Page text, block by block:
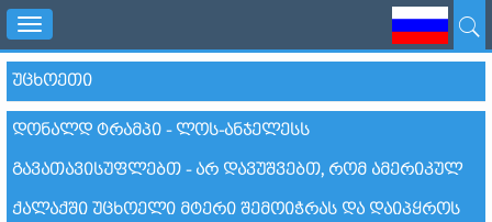
Toggle
navigation
ᲣᲪᲮᲝᲔᲗᲘ
ᲓᲝᲜᲐᲚᲓ ᲢᲠᲐᲛᲞᲘ - ᲚᲝᲡ-ᲐᲜᲯᲔᲚᲔᲡᲡ
ᲒᲐᲕᲐᲗᲐᲕᲘᲡᲣᲤᲚᲔᲑᲗ - ᲐᲠ ᲓᲐᲕᲣᲨᲕᲔᲑᲗ, ᲠᲝᲛ ᲐᲛᲔᲠᲘᲙᲣᲚ
ᲥᲐᲚᲐᲥᲨᲘ ᲣᲪᲮᲝᲔᲚᲘ ᲛᲢᲔᲠᲘ ᲨᲔᲛᲝᲘᲭᲠᲐᲡ ᲓᲐ ᲓᲐᲘᲞᲧᲠᲝᲡ